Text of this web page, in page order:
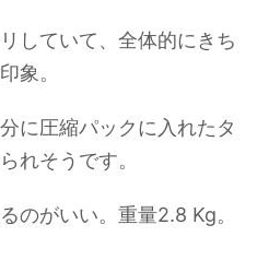
していて、全体的にきち
象。
に圧縮パックに入れたタ
れそうです。
のがいい。重量2.8 Kg。